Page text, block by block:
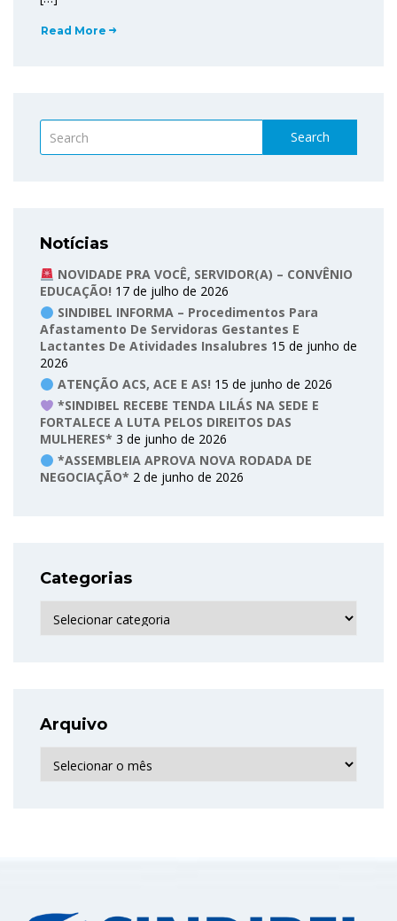
Read More
Search
Notícias
NOVIDADE PRA VOCÊ, SERVIDOR(A) – CONVÊNIO
EDUCAÇÃO! 17 de julho de 2026
SINDIBEL INFORMA – Procedimentos Para
Afastamento De Servidoras Gestantes E
Lactantes De Atividades Insalubres 15 de junho de
2026
ATENÇÃO ACS, ACE E AS! 15 de junho de 2026
*SINDIBEL RECEBE TENDA LILÁS NA SEDE E
FORTALECE A LUTA PELOS DIREITOS DAS
MULHERES* 3 de junho de 2026
*ASSEMBLEIA APROVA NOVA RODADA DE
NEGOCIAÇÃO* 2 de junho de 2026
Categorias
Categorias
Arquivo
Arquivo